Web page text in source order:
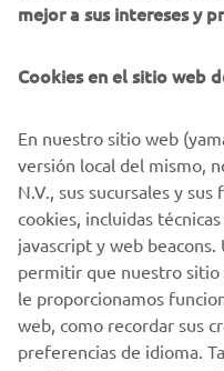
Más información sobre
para la temporada que
MÁS
mejor a sus intereses y
Cookies en el sitio web
En nuestro sitio web
versión local del mismo,
N.V., sus sucursales y
cookies, incluidas
javascript y web
permitir que nuestro
le proporcionamos
web, como recordar sus
preferencias de idioma.